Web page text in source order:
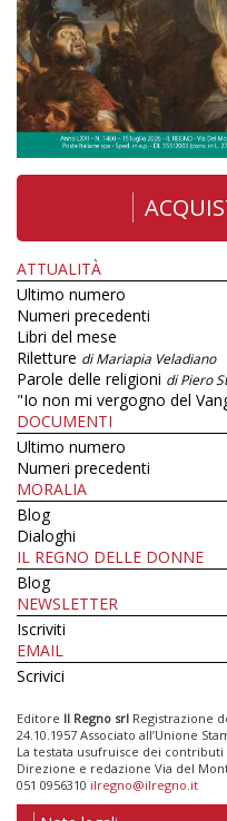
ATTUALITÀ
Ultimo numero
Numeri precedenti
Libri del mese
Riletture di Mariapia Veladiano
Parole delle religioni di Piero
"Io non mi vergogno del
DOCUMENTI
Ultimo numero
Numeri precedenti
MORALIA
Blog
Dialoghi
IL REGNO DELLE DONNE
Blog
NEWSLETTER
Iscriviti
EMAIL
Scrivici
Editore Il Regno srl Registrazione
24.10.1957 Associato all’Unione
La testata usufruisce dei
Direzione e redazione Via del
051 0956310 ilregno@ilregno.it